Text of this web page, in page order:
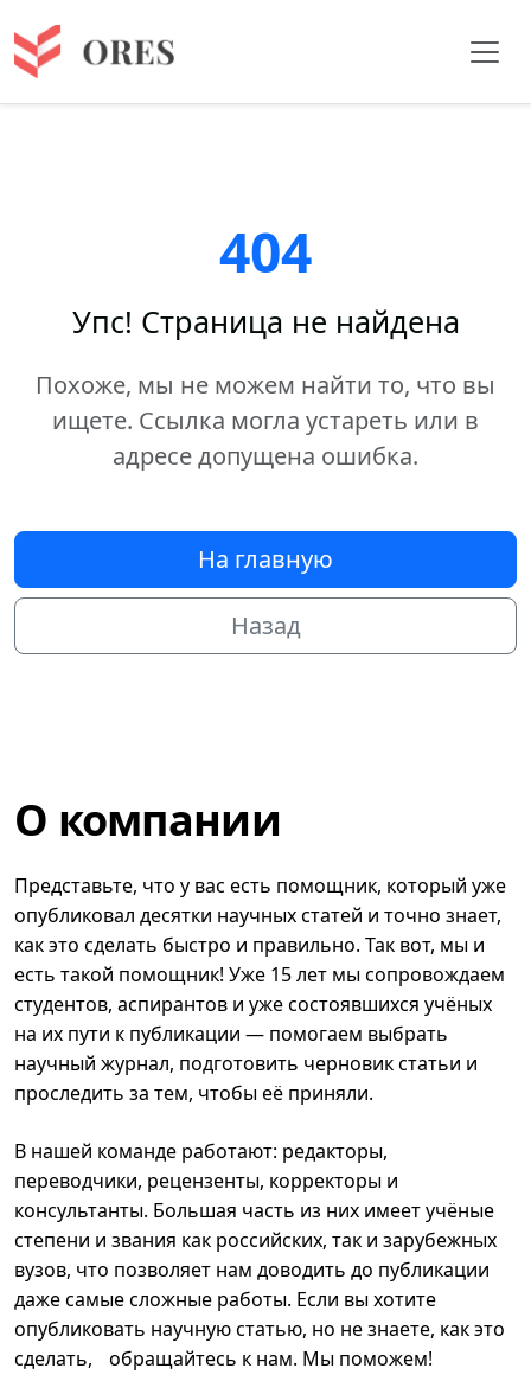
404
Упс! Страница не найдена
Похоже, мы не можем найти то, что вы
ищете. Ссылка могла устареть или в
адресе допущена ошибка.
На главную
Назад
О компании
Представьте, что у вас есть помощник, который уже
опубликовал десятки научных статей и точно знает,
как это сделать быстро и правильно. Так вот, мы и
есть такой помощник! Уже 15 лет мы сопровождаем
студентов, аспирантов и уже состоявшихся учёных
на их пути к публикации — помогаем выбрать
научный журнал, подготовить черновик статьи и
проследить за тем, чтобы её приняли.
В нашей команде работают: редакторы,
переводчики, рецензенты, корректоры и
консультанты. Большая часть из них имеет учёные
степени и звания как российских, так и зарубежных
вузов, что позволяет нам доводить до публикации
даже самые сложные работы. Если вы хотите
опубликовать научную статью, но не знаете, как это
сделать, обращайтесь к нам. Мы поможем!